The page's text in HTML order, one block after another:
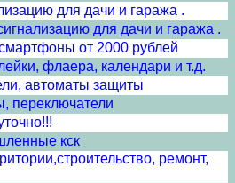
для дачи и гаража .
для дачи и гаража .
от 2000 рублей
флаера, календари и т.д.
автоматы защиты
переключатели
кск
ремонт,